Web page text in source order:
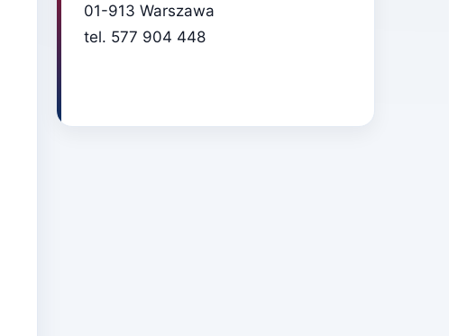
01-913 Warszawa
tel. 577 904 448